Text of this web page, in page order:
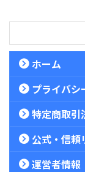
ホーム
プライバシ
特定商取引
公式・信頼
運営者情報